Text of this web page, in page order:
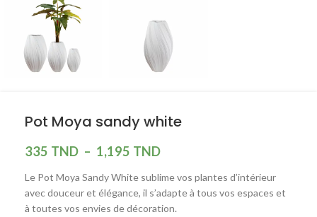
Pot Moya sandy white
335 TND – 1,195 TND
Le Pot Moya Sandy White sublime vos plantes d’intérieur
avec douceur et élégance, il s’adapte à tous vos espaces et
à toutes vos envies de décoration.